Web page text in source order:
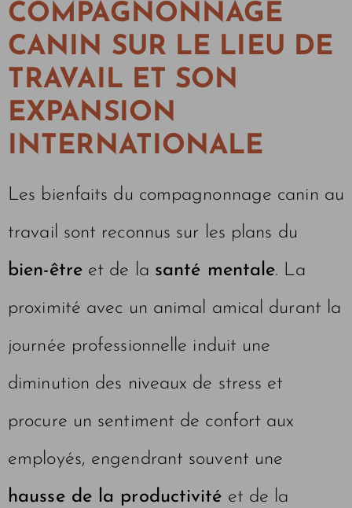
COMPAGNONNAGE
CANIN SUR LE LIEU DE
TRAVAIL ET SON
EXPANSION
INTERNATIONALE
Les bienfaits du compagnonnage canin au
travail sont reconnus sur les plans du
bien-êtreet de la santé mentale. La
proximité avec un animal amical durant la
journée professionnelle induit une
diminution des niveaux de stress et
procure un sentiment de confort aux
employés, engendrant souvent une
hausse de la productivité et de la